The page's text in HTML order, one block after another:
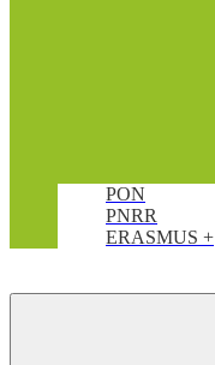
PON
PNRR
ERASMUS +